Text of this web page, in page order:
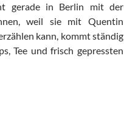
gerade in Berlin mit der
weil sie mit Quentin
kann, kommt ständig
Tee und frisch gepressten